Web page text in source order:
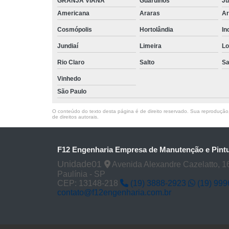
Americana
Araras
Cosmópolis Hortolândia
Jundiaí Limeira
Rio Claro Salto
Vinhedo
São Paulo
O conteúdo do texto desta página é de direito reservado. Sua
de direitos autorais.
F12 Engenharia Empresa de Manutenção e
Unidade01
Avenida Alexandre Cazelatto,
Paulínia - SP
CEP: 13148-218
(19) 3888-2923
(19)
contato@f12engenharia.com.br